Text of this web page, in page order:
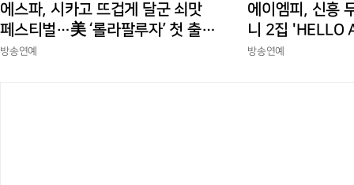
에스파, 시카고 뜨겁게 달군 쇠맛
페스티벌…美 ‘롤라팔루자’ 첫 출격
부터 증명한 존재감
방송연예
에이엠피, 신흥
니 2집 'HELLO
상승세
방송연예